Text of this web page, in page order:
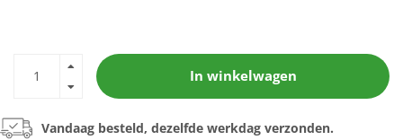
In winkelwagen
Vandaag besteld, dezelfde werkdag verzonden.